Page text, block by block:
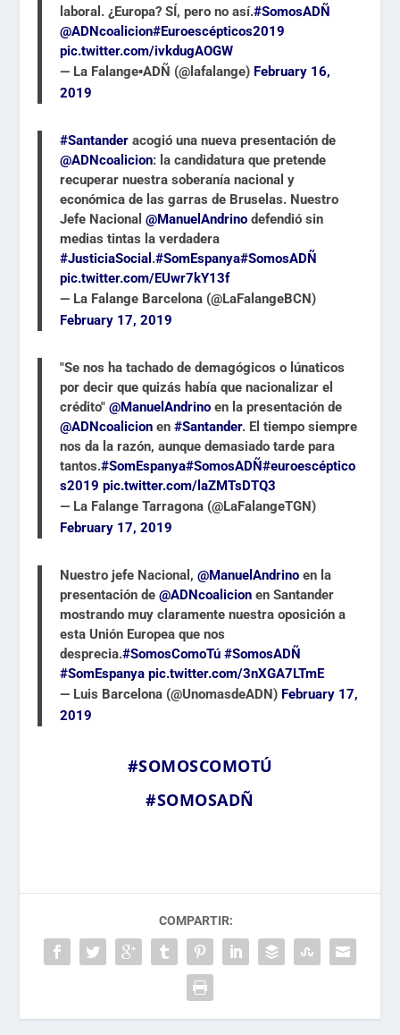
laboral. ¿Europa? SÍ, pero no así.#SomosADÑ
@ADNcoalicion#Euroescépticos2019
pic.twitter.com/ivkdugAOGW
— La Falange▪️ADÑ (@lafalange) February 16,
2019
#Santander acogió una nueva presentación de
@ADNcoalicion: la candidatura que pretende
recuperar nuestra soberanía nacional y
económica de las garras de Bruselas. Nuestro
Jefe Nacional@ManuelAndrino defendió sin
medias tintas la verdadera
#JusticiaSocial .#SomEspanya#SomosADÑ
pic.twitter.com/EUwr7kY13f
— La Falange Barcelona (@LaFalangeBCN)
February 17, 2019
"Se nos ha tachado de demagógicos o lúnaticos
por decir que quizás había que nacionalizar el
crédito"@ManuelAndrino en la presentación de
@ADNcoalicion en#Santander. El tiempo siempre
nos da la razón, aunque demasiado tarde para
tantos.#SomEspanya#SomosADÑ#euroescéptico
s2019 pic.twitter.com/laZMTsDTQ3
— La Falange Tarragona (@LaFalangeTGN)
February 17, 2019
Nuestro jefe Nacional,@ManuelAndrino en la
presentación de@ADNcoalicion en Santander
mostrando muy claramente nuestra oposición a
esta Unión Europea que nos
desprecia.#SomosComoTú #SomosADÑ
#SomEspanya pic.twitter.com/3nXGA7LTmE
— Luis Barcelona (@UnomasdeADN) February 17,
2019
#SOMOSCOMOTÚ
#SOMOSADÑ
COMPARTIR: